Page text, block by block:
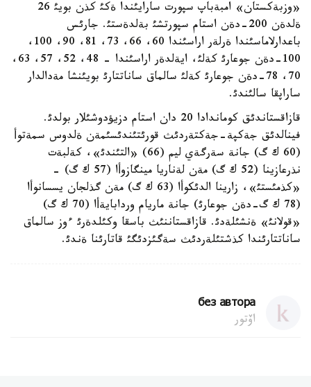
«وزبةكستان» امبةباپ سپورت سارايئندا ةكئ كذن بويئ 26
ةلدةن 200-دةن استام سپورتشئ بةلدةستئ. جارئس
باعدارلاماسئندا ةرلةر اراسئندا 60، 66، 73، 81، 90، 100،
100-دةن جوعارئ كةلئ، ايةلدةر اراسئندا - 48، 52، 57، 63،
70، 78-دةن جوعارئ كةلئ سالماق ساناتتارئ بويئنشا مةدالدار
ساراپقا سالئندئ.
قازاقستاندئق كوماندادا 20 دان استام دزيؤدوشئلار بولدئ.
فينالدئق جةكپة-جةكتةردئث قورئتئندئسئمةن ةلدوس سمةتوأ
(60 ك گ) جانة سةرگةي ليم (66) «التئندئ»، كةلبةت
نذرعازينا (52 ك گ) مةن لةناريا مينگازوأا (57 ك گ) -
«كذمئستئ»، زارينا الدئكوأا (63 ك گ) مةن گذلجان يسسانوأا
(78 ك گ-دةن جوعارئ) جانة ماريام وردابايةأا (70 ك گ)
«قولانئ» ةنشئلةدئ. قازاقستاننئث باسقا وكئلدةرئ ءوز سالماق
ساناتتارئندا كذشتئلةردئث سةگئزدئگئ قاتارئنا ةندئ.
без автора
اۆتور